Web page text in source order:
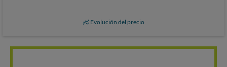
Evolución del precio